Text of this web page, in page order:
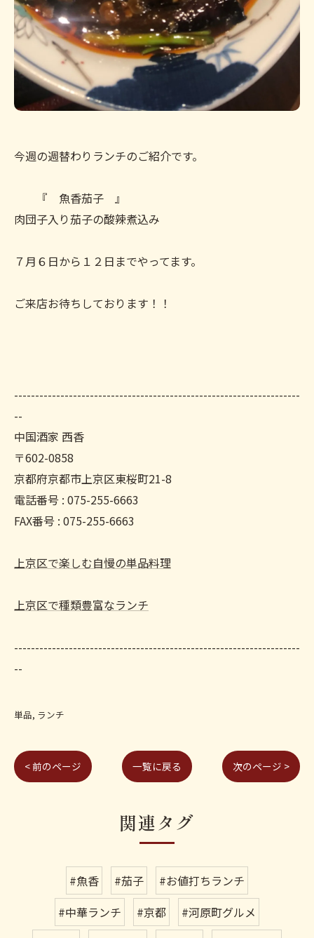
今週の週替わりランチのご紹介です。
『 魚香茄子 』
肉団子入り茄子の酸辣煮込み
７月６日から１２日までやってます。
ご来店お待ちしております！！
--------------------------------------------------------------------
--
中国酒家 西香
〒602-0858
京都府京都市上京区東桜町21-8
電話番号 : 075-255-6663
FAX番号 : 075-255-6663
上京区で楽しむ自慢の単品料理
上京区で種類豊富なランチ
--------------------------------------------------------------------
--
単品 ランチ
< 前のページ 一覧に戻る 次のページ >
関連タグ
#魚香 #茄子
#お値打ちランチ
#中華ランチ
#京都
#河原町グルメ